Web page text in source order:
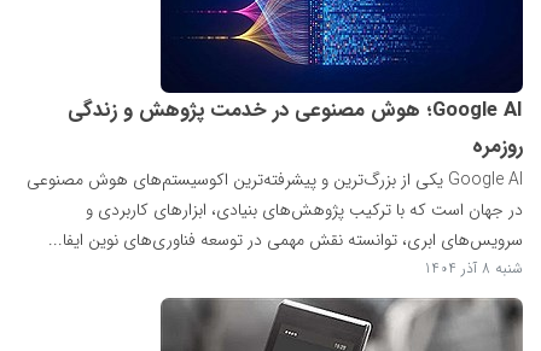
Google AI؛ هوش مصنوعی در خدمت پژوهش و زندگی
روزمره
Google AI یکی از بزرگ‌ترین و پیشرفته‌ترین اکوسیستم‌های هوش مصنوعی
در جهان است که با ترکیب پژوهش‌های بنیادی، ابزارهای کاربردی و
سرویس‌های ابری، توانسته نقش مهمی در توسعه فناوری‌های نوین ایفا...
شنبه 8 آذر 1404